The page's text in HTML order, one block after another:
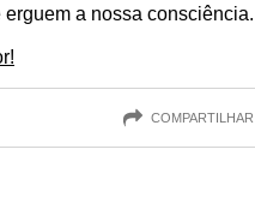
a nossa consciência.
COMPARTILHAR